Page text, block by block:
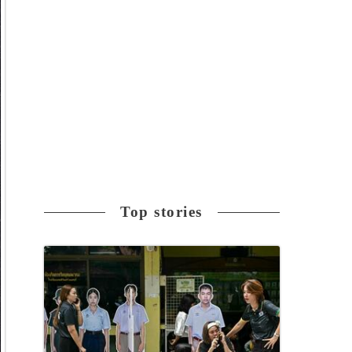
Top stories